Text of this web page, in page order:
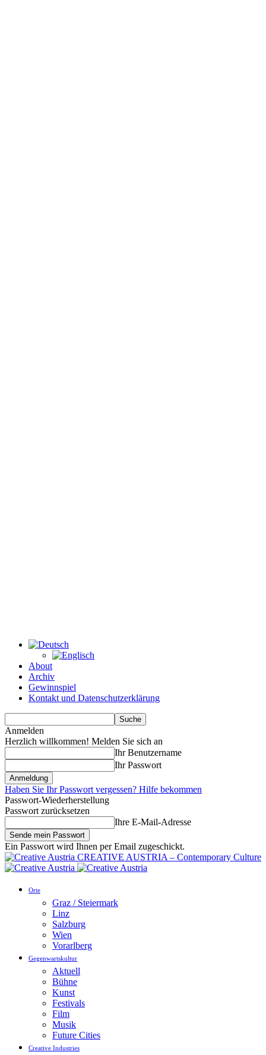
About
Archiv
Gewinnspiel
Kontakt und Datenschutzerklärung
Anmelden
Herzlich willkommen! Melden Sie sich an
Ihr Benutzername
Ihr Passwort
Haben Sie Ihr Passwort vergessen? Hilfe bekommen
Passwort-Wiederherstellung
Passwort zurücksetzen
Ihre E-Mail-Adresse
Ein Passwort wird Ihnen per Email zugeschickt.
CREATIVE AUSTRIA – Contemporary Culture
Orte
Graz / Steiermark
Linz
Salzburg
Wien
Vorarlberg
Gegenwartskultur
Aktuell
Bühne
Kunst
Festivals
Film
Musik
Future Cities
Creative Industries